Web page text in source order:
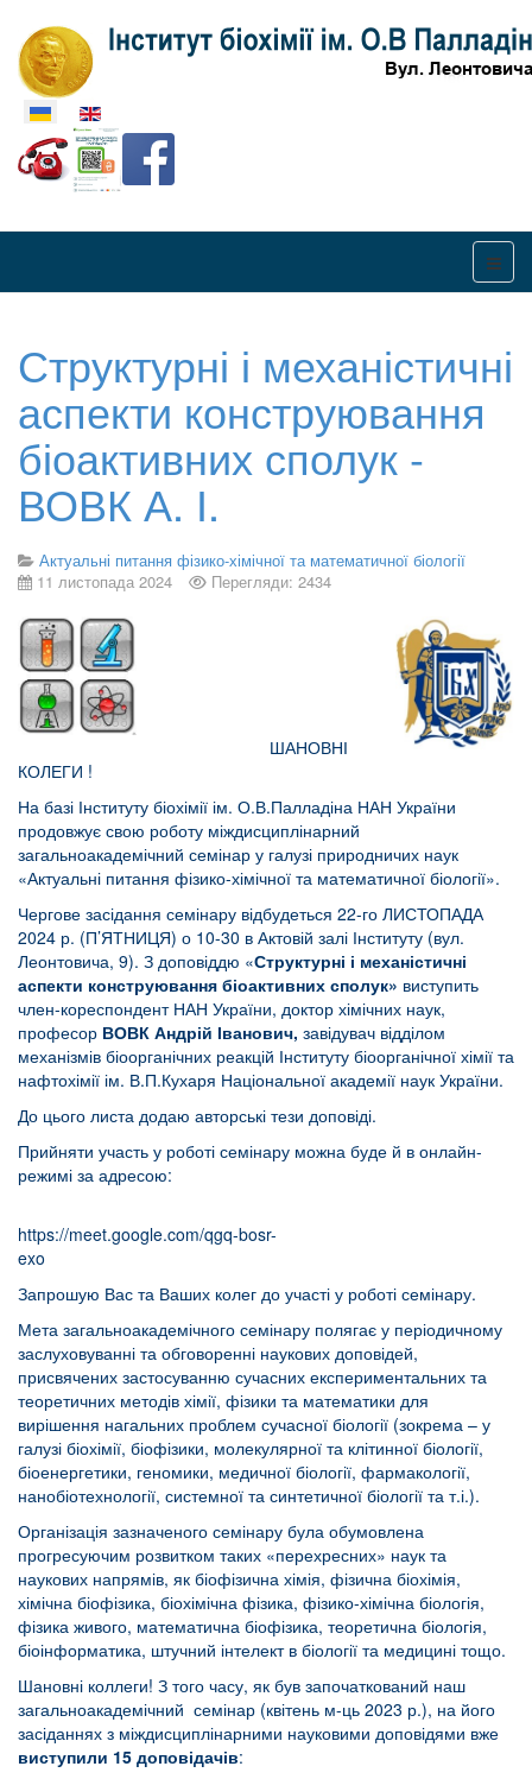
Оберіть свою мову
Структурні і механістичні
аспекти конструювання
біоактивних сполук -
ВОВК А. І.
Актуальні питання фізико-хімічної та математичної біології
11 листопада 2024
Перегляди: 2434
ШАНОВНІ
КОЛЕГИ !
На базі Інституту біохімії ім. О.В.Палладіна НАН України
продовжує свою роботу міждисциплінарний
загальноакадемічний семінар у галузі природничих наук
«Актуальні питання фізико-хімічної та математичної біології».
Чергове засідання семінару відбудеться 22-го ЛИСТОПАДА
2024 р. (П’ЯТНИЦЯ) о 10-30 в Актовій залі Інституту (вул.
Леонтовича, 9). З доповіддю «Структурні і механістичні
аспекти конструювання біоактивних сполук» виступить
член-кореспондент НАН України, доктор хімічних наук,
професор ВОВК Андрій Іванович, завідувач відділом
механізмів біоорганічних реакцій Інституту біоорганічної хімії та
нафтохімії ім. В.П.Кухаря Національної академії наук України.
До цього листа додаю авторські тези доповіді.
Прийняти участь у роботі семінару можна буде й в онлайн-
режимі за адресою:
https://meet.google.com/qgq-bosr-
exo
Запрошую Вас та Ваших колег до участі у роботі семінару.
Мета загальноакадемічного семінару полягає у періодичному
заслуховуванні та обговоренні наукових доповідей,
присвячених застосуванню сучасних експериментальних та
теоретичних методів хімії, фізики та математики для
вирішення нагальних проблем сучасної біології (зокрема – у
галузі біохімії, біофізики, молекулярної та клітинної біології,
біоенергетики, геномики, медичної біології, фармакології,
нанобіотехнології, системної та синтетичної біології та т.і.).
Організація зазначеного семінару була обумовлена
прогресуючим розвитком таких «перехресних» наук та
наукових напрямів, як біофізична хімія, фізична біохімія,
хімічна біофізика, біохімічна фізика, фізико-хімічна біологія,
фізика живого, математична біофізика, теоретична біологія,
біоінформатика, штучний інтелект в біології та медицині тощо.
Шановні коллеги! З того часу, як був започаткований наш
загальноакадемічний семінар (квітень м-ць 2023 р.), на його
засіданнях з міждисциплінарними науковими доповідями вже
виступили 15 доповідачів: